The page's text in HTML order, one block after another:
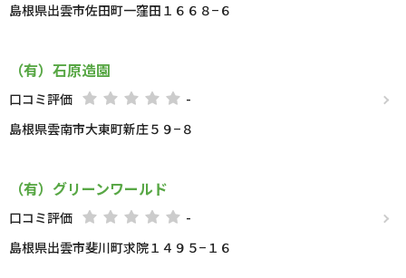
島根県出雲市佐田町一窪田１６６８−６
（有）石原造園
口コミ評価
-
島根県雲南市大東町新庄５９−８
（有）グリーンワールド
口コミ評価
-
島根県出雲市斐川町求院１４９５−１６